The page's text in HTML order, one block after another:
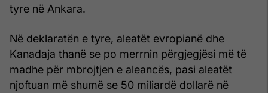
tyre në Ankara.
Në deklaratën e tyre, aleatët evropianë dhe
Kanadaja thanë se po merrnin përgjegjësi më të
madhe për mbrojtjen e aleancës, pasi aleatët
njoftuan më shumë se 50 miliardë dollarë në